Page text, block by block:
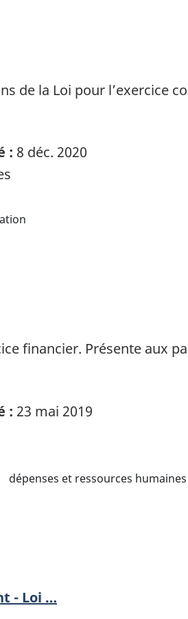
de la Loi pour l’exercice
: 8 déc. 2020
financier. Présente aux
: 23 mai 2019
dépenses et ressources humaines
- Loi …